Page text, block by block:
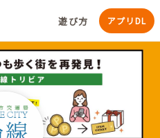
遊び方 アプリDL